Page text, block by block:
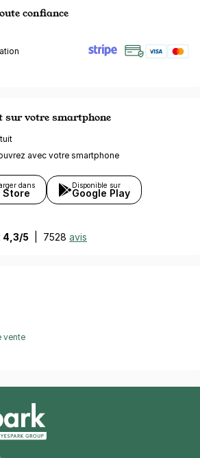
confiance
sur votre smartphone
avec votre smartphone
dans
Store
Disponible sur
Google Play
4,3/5 7528 avis
vente